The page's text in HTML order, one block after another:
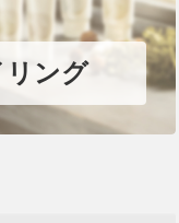
リング